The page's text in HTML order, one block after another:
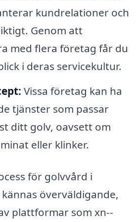
kundrelationer och
Genom att
med flera företag får du
i deras servicekultur.
Vissa företag kan ha
tjänster som passar
ditt golv, oavsett om
eller klinker.
för golvvård i
överväldigande,
plattformar som xn--